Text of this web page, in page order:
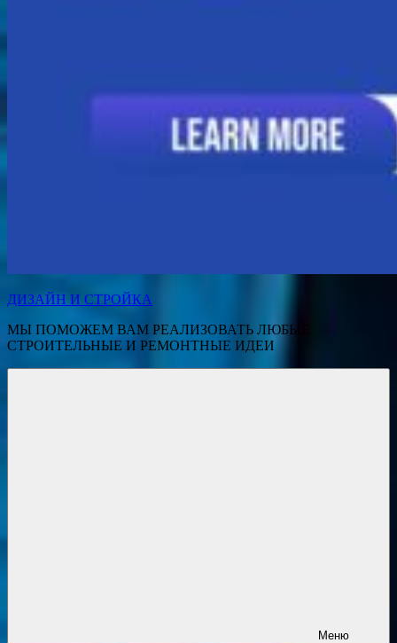
ДИЗАЙН И СТРОЙКА
МЫ ПОМОЖЕМ ВАМ РЕАЛИЗОВАТЬ ЛЮБЫЕ
СТРОИТЕЛЬНЫЕ И РЕМОНТНЫЕ ИДЕИ
Меню